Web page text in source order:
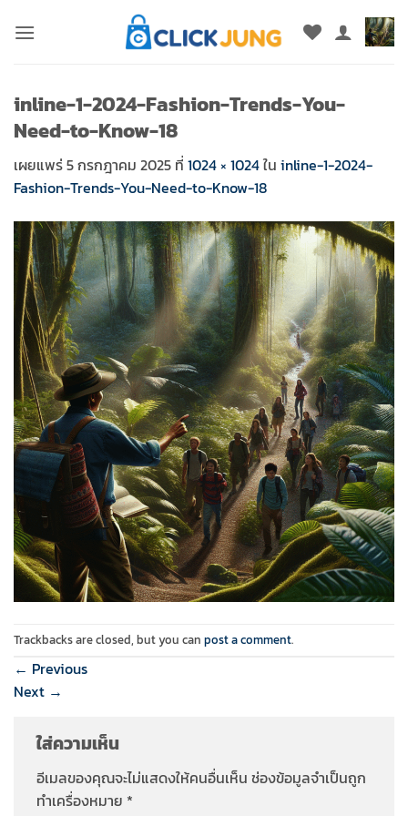
inline-1-2024-Fashion-Trends-You-
Need-to-Know-18
เผยแพร่5 กรกฎาคม 2025 ที่ 1024 × 1024ใน inline-1-2024-
Fashion-Trends-You-Need-to-Know-18
Trackbacks are closed, but you can post a comment.
← Previous
Next →
ใส่ความเห็น
อีเมลของคุณจะไม่แสดงให้คนอื่นเห็น ช่องข้อมูลจำเป็นถูก
ทำเครื่องหมาย *